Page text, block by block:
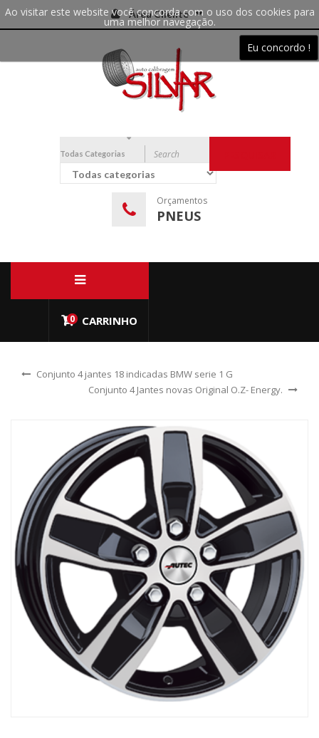
Ao visitar este website você concorda com o uso dos cookies para
uma melhor navegação.
Eu concordo !
Área Cliente
Todas Categorias
Orçamentos
PNEUS
0 CARRINHO
Conjunto 4 jantes 18 indicadas BMW serie 1 G
Conjunto 4 Jantes novas Original O.Z- Energy.